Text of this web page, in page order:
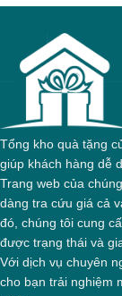
Tổng kho quà tặng
giúp khách hàng dễ
Trang web của
dàng tra cứu giá cả
đó, chúng tôi cung
được trạng thái và
Với dịch vụ chuyên
cho bạn trải nghiệm